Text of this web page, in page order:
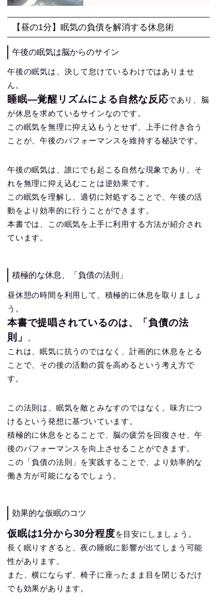
【昼の1分】眠気の負債を解消する休息術
午後の眠気は脳からのサイン
午後の眠気は、決して怠けているわけではありませ
ん。
睡眠―覚醒リズムによる自然な反応であり、脳
が休息を求めているサインなのです。
この眠気を無理に抑え込もうとせず、上手に付き合う
ことが、午後のパフォーマンスを維持する秘訣です。
午後の眠気は、誰にでも起こる自然な現象であり、そ
れを無理に抑え込むことは逆効果です。
この眠気を理解し、適切に対処することで、午後の活
動をより効率的に行うことができます。
本書では、この眠気を上手に利用する方法が紹介され
ています。
積極的な休息、「負債の法則」
昼休憩の時間を利用して、積極的に休息を取りましょ
う。
本書で提唱されているのは、「負債の法
則」
。
これは、眠気に抗うのではなく、計画的に休息をとる
ことで、その後の活動の質を高めるという考え方で
す。
この法則は、眠気を敵とみなすのではなく、味方につ
けるという発想に基づいています。
積極的に休息をとることで、脳の疲労を回復させ、午
後のパフォーマンスを向上させることができます。
この「負債の法則」を実践することで、より効率的な
働き方が可能になるでしょう。
効果的な仮眠のコツ
仮眠は1分から30分程度を目安にしましょう。
長く眠りすぎると、夜の睡眠に影響が出てしまう可能
性があります。
また、横にならず、椅子に座ったまま目を閉じるだけ
でも効果があります。